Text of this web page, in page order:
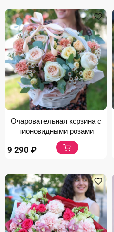
Очаровательная корзина с
пионовидными розами
9 290 ₽